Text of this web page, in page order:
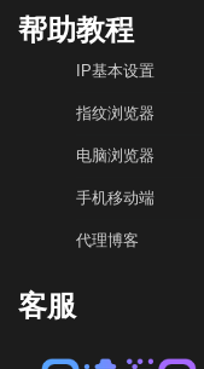
帮助教程
IP基本设置
指纹浏览器
电脑浏览器
手机移动端
代理博客
客服